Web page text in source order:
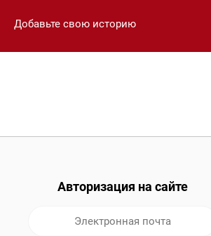
Добавьте свою историю
Авторизация на сайте